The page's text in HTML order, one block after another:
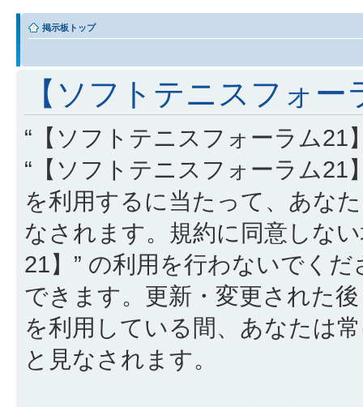
掲示板トップ
【ソフトテニスフォ
“【ソフトテニスフォーラム21
“【ソフトテニスフォーラム21
を利用するに当たって、あな
なされます。規約に同意しな
21】” の利用を行わないでく
できます。更新・変更された
を利用している間、あなたは
と見なされます。